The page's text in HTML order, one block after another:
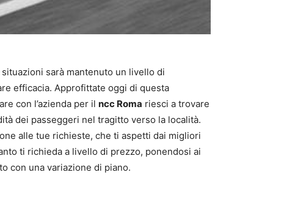
sarà mantenuto un livello di
efficacia. Approfittate oggi di questa
con l’azienda per il ncc Roma riesci a trovare
dei passeggeri nel tragitto verso la località.
alle tue richieste, che ti aspetti dai migliori
ti richieda a livello di prezzo, ponendosi ai
con una variazione di piano.